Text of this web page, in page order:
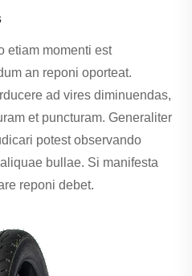
etiam momenti est
an reponi oporteat.
ad vires diminuendas,
et puncturam. Generaliter
potest observando
bullae. Si manifesta
reponi debet.